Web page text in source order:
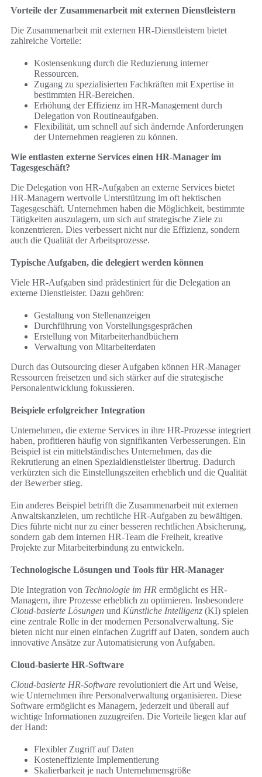
Vorteile der Zusammenarbeit mit externen Dienstleistern
Die Zusammenarbeit mit externen HR-Dienstleistern bietet
zahlreiche Vorteile:
Kostensenkung durch die Reduzierung interner
Ressourcen.
Zugang zu spezialisierten Fachkräften mit Expertise in
bestimmten HR-Bereichen.
Erhöhung der Effizienz im HR-Management durch
Delegation von Routineaufgaben.
Flexibilität, um schnell auf sich ändernde Anforderungen
der Unternehmen reagieren zu können.
Wie entlasten externe Services einen HR-Manager im
Tagesgeschäft?
Die Delegation von HR-Aufgaben an externe Services bietet
HR-Managern wertvolle Unterstützung im oft hektischen
Tagesgeschäft. Unternehmen haben die Möglichkeit, bestimmte
Tätigkeiten auszulagern, um sich auf strategische Ziele zu
konzentrieren. Dies verbessert nicht nur die Effizienz, sondern
auch die Qualität der Arbeitsprozesse.
Typische Aufgaben, die delegiert werden können
Viele HR-Aufgaben sind prädestiniert für die Delegation an
externe Dienstleister. Dazu gehören:
Gestaltung von Stellenanzeigen
Durchführung von Vorstellungsgesprächen
Erstellung von Mitarbeiterhandbüchern
Verwaltung von Mitarbeiterdaten
Durch das Outsourcing dieser Aufgaben können HR-Manager
Ressourcen freisetzen und sich stärker auf die strategische
Personalentwicklung fokussieren.
Beispiele erfolgreicher Integration
Unternehmen, die externe Services in ihre HR-Prozesse integriert
haben, profitieren häufig von signifikanten Verbesserungen. Ein
Beispiel ist ein mittelständisches Unternehmen, das die
Rekrutierung an einen Spezialdienstleister übertrug. Dadurch
verkürzten sich die Einstellungszeiten erheblich und die Qualität
der Bewerber stieg.
Ein anderes Beispiel betrifft die Zusammenarbeit mit externen
Anwaltskanzleien, um rechtliche HR-Aufgaben zu bewältigen.
Dies führte nicht nur zu einer besseren rechtlichen Absicherung,
sondern gab dem internen HR-Team die Freiheit, kreative
Projekte zur Mitarbeiterbindung zu entwickeln.
Technologische Lösungen und Tools für HR-Manager
Die Integration von Technologie im HR ermöglicht es HR-
Managern, ihre Prozesse erheblich zu optimieren. Insbesondere
Cloud-basierte Lösungen und Künstliche Intelligenz (KI) spielen
eine zentrale Rolle in der modernen Personalverwaltung. Sie
bieten nicht nur einen einfachen Zugriff auf Daten, sondern auch
innovative Ansätze zur Automatisierung von Aufgaben.
Cloud-basierte HR-Software
Cloud-basierte HR-Software revolutioniert die Art und Weise,
wie Unternehmen ihre Personalverwaltung organisieren. Diese
Software ermöglicht es Managern, jederzeit und überall auf
wichtige Informationen zuzugreifen. Die Vorteile liegen klar auf
der Hand:
Flexibler Zugriff auf Daten
Kosteneffiziente Implementierung
Skalierbarkeit je nach Unternehmensgröße